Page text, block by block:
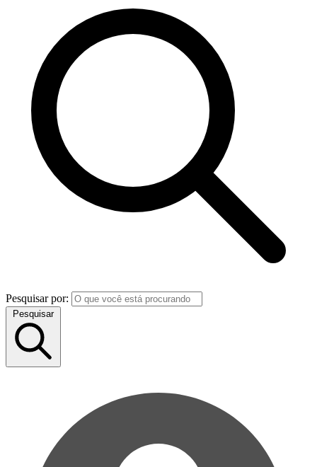
Pesquisar por:
Pesquisar